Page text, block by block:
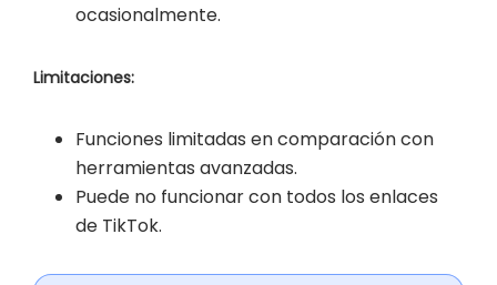
ocasionalmente.
Limitaciones:
Funciones limitadas en comparación con
herramientas avanzadas.
Puede no funcionar con todos los enlaces
de TikTok.